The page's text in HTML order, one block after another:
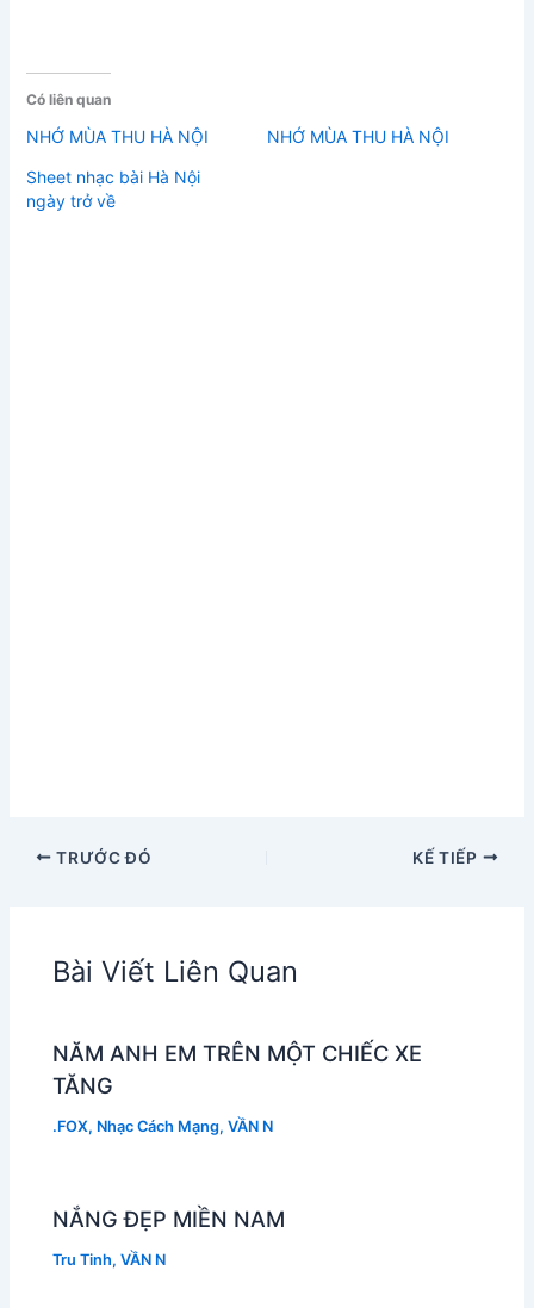
Có liên quan
NHỚ MÙA THU HÀ NỘI
NHỚ MÙA THU HÀ NỘI
Sheet nhạc bài Hà Nội
ngày trở về
TRƯỚC ĐÓ KẾ TIẾP
Bài Viết Liên Quan
NĂM ANH EM TRÊN MỘT CHIẾC XE
TĂNG
.FOX, Nhạc Cách Mạng,VẦN N
NẮNG ĐẸP MIỀN NAM
Tru Tinh,VẦN N